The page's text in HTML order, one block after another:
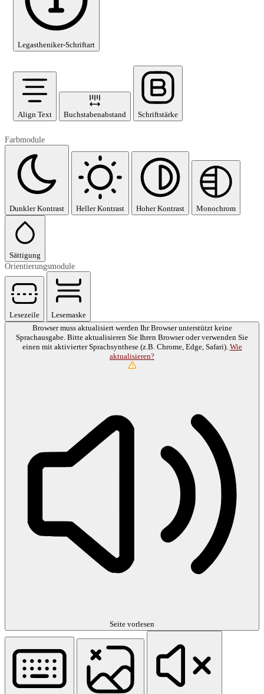
Legastheniker-Schriftart
Align Text Buchstabenabstand Schriftstärke
Farbmodule
Dunkler Kontrast Heller Kontrast Hoher Kontrast Monochrom
Sättigung
Orientierungsmodule
Lesezeile
Lesemaske
Browser muss aktualisiert werden Ihr Browser unterstützt keine
Sprachausgabe. Bitte aktualisieren Sie Ihren Browser oder verwenden Sie
einen mit aktivierter Sprachsynthese (z.B. Chrome, Edge, Safari). Wie
aktualisieren?
Seite vorlesen